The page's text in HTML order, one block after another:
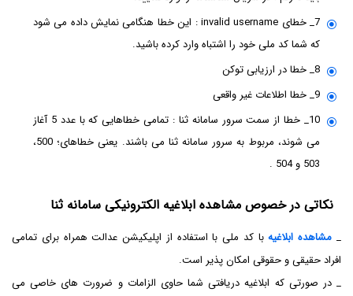
7_ خطای invalid username : این خطا هنگامی نمایش داده می شود
که شما کد ملی خود را اشتباه وارد کرده باشید.
8_ خطا در ارزیابی توکن
9_ خطا اطلاعات غیر واقعی
10_ خطا از سمت سرور سامانه ثنا : تمامی خطاهایی که با عدد 5 آغاز
می شوند، مربوط به سرور سامانه ثنا می باشند. یعنی خطاهای؛ 500،
503 و 504 .
نکاتی در خصوص مشاهده ابلاغیه الکترونیکی سامانه ثنا
_ مشاهده ابلاغیهبا کد ملی با استفاده از اپلیکیشن عدالت همراه برای تمامی
افراد حقیقی و حقوقی امکان پذیر است.
_ در صورتی که ابلاغیه دریافتی شما حاوی الزامات و ضرورت های خاصی می